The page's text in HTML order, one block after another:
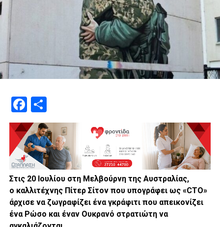
Facebook
Μοιραστείτε
Στις 20 Ιουλίου στη Μελβούρνη της Αυστραλίας,
ο καλλιτέχνης Πίτερ Σίτον που υπογράφει ως «CTO»
άρχισε να ζωγραφίζει ένα γκράφιτι που απεικονίζει
ένα Ρώσο και έναν Ουκρανό στρατιώτη να